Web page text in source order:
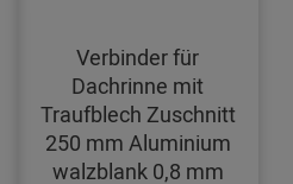
Verbinder für
Dachrinne mit
Traufblech Zuschnitt
250 mm Aluminium
walzblank 0,8 mm